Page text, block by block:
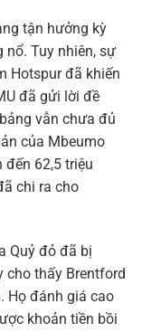
tận hưởng kỳ
Tuy nhiên, sự
Hotspur đã khiến
đã gửi lời đề
vẫn chưa đủ
của Mbeumo
62,5 triệu
chi ra cho
Quỷ đỏ đã bị
cho thấy Brentford
Họ đánh giá cao
khoản tiền bồi